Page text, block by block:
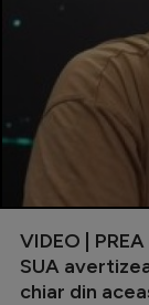
VIDEO |
SUA
chiar din